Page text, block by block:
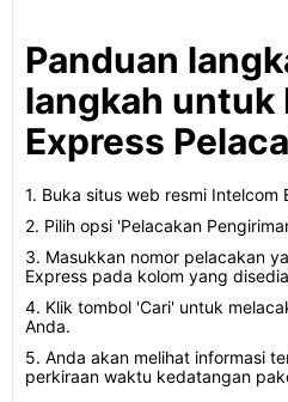
Panduan
langkah untuk
Express
1. Buka situs web resmi Intelcom
2. Pilih opsi 'Pelacakan
3. Masukkan nomor pelacakan
Express pada kolom yang
4. Klik tombol 'Cari' untuk
Anda.
5. Anda akan melihat informasi
perkiraan waktu kedatangan